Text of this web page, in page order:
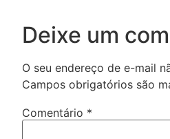
Deixe um
O seu endereço de e-mail
Campos obrigatórios são
Comentário *